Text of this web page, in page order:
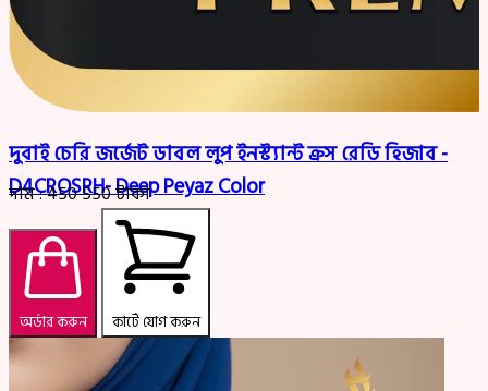
দুবাই চেরি জর্জেট ডাবল লুপ ইনস্ট্যান্ট ক্রস রেডি হিজাব -
D4CROSRH- Deep Peyaz Color
দাম :450550টাকা
অর্ডার করুন কার্টে যোগ করুন